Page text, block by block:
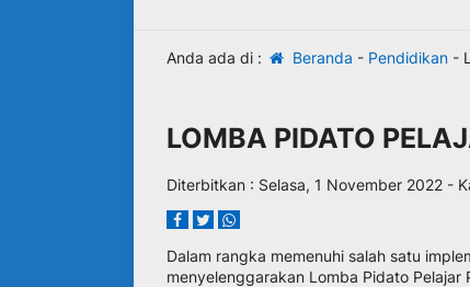
Anda ada di : Beranda - Pendidikan-
LOMBA PIDATO
Diterbitkan : Selasa, 1 November 2022 -
Dalam rangka memenuhi salah satu
menyelenggarakan Lomba Pidato